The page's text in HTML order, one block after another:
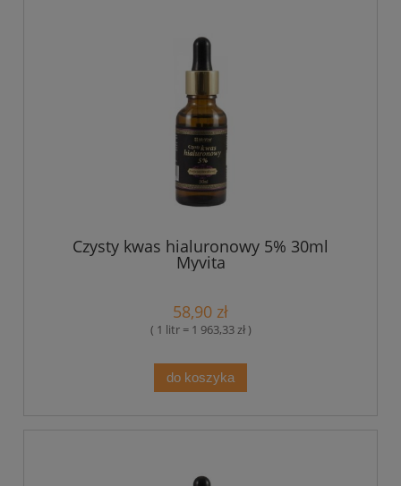
Czysty kwas hialuronowy 5% 30ml
Myvita
58,90 zł
( 1 litr = 1 963,33 zł )
do koszyka